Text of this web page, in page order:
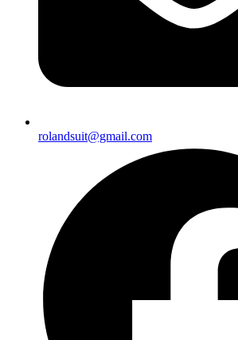
rolandsuit@gmail.com